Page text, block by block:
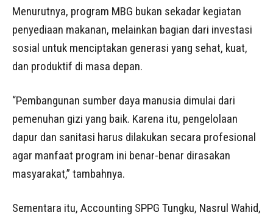
Menurutnya, program MBG bukan sekadar kegiatan
penyediaan makanan, melainkan bagian dari investasi
sosial untuk menciptakan generasi yang sehat, kuat,
dan produktif di masa depan.
“Pembangunan sumber daya manusia dimulai dari
pemenuhan gizi yang baik. Karena itu, pengelolaan
dapur dan sanitasi harus dilakukan secara profesional
agar manfaat program ini benar-benar dirasakan
masyarakat,” tambahnya.
Sementara itu, Accounting SPPG Tungku, Nasrul Wahid,